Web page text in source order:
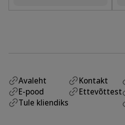
Avaleht
E-pood
Tule kliendiks
Kontakt
Ettevõttest